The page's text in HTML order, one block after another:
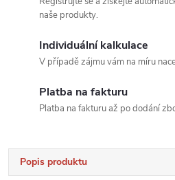
naše produkty.
Individuální kalkulace
V případě zájmu vám na míru
Platba na fakturu
Platba na fakturu až po dodání
Popis produktu